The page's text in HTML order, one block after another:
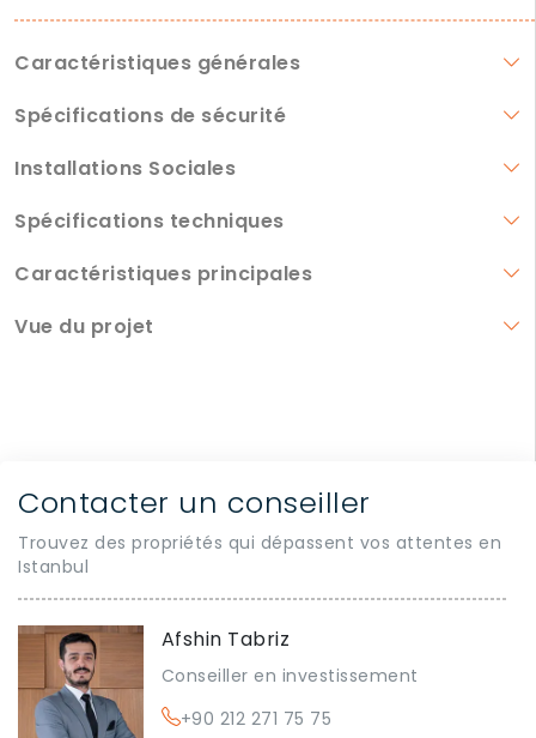
Caractéristiques générales
Spécifications de sécurité
Installations Sociales
Spécifications techniques
Caractéristiques principales
Vue du projet
Contacter un conseiller
Trouvez des propriétés qui dépassent vos attentes en
Istanbul
Afshin Tabriz
Conseiller en investissement
+90 212 271 75 75